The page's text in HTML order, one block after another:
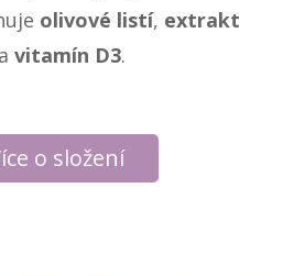
olivové listí, extrakt
a vitamín D3.
o složení